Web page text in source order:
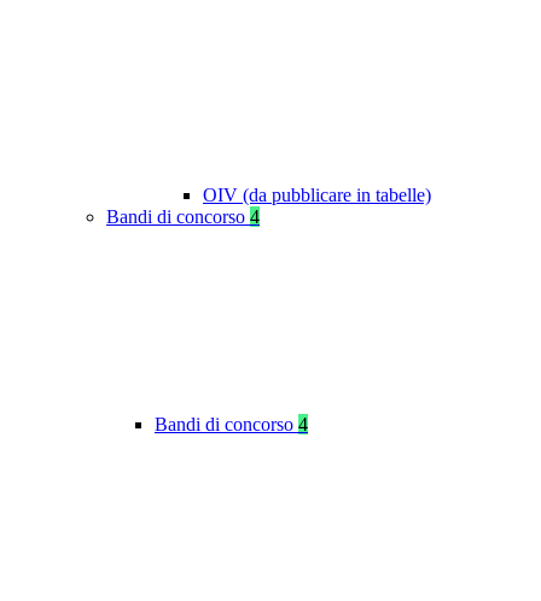
OIV (da pubblicare in tabelle)
Bandi di concorso 4
Bandi di concorso 4